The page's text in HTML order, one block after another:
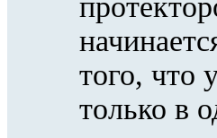
того, что
только в